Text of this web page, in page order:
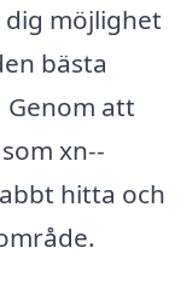
möjlighet
bästa
att
xn--
hitta och